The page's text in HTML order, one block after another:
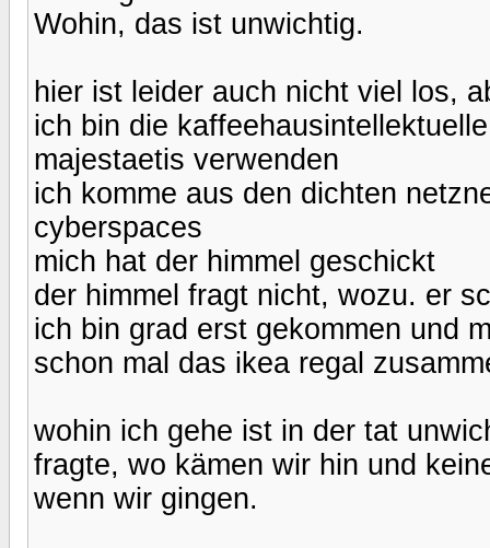
Wohin, das ist unwichtig.
hier ist leider auch nicht viel los,
ich bin die
majestaetis verwenden
ich komme aus den dichten
cyberspaces
mich hat der himmel geschickt
der himmel fragt nicht, wozu. er
ich bin grad erst gekommen und
schon mal das ikea regal
wohin ich gehe ist in der tat
fragte, wo kämen wir hin und
wenn wir gingen.